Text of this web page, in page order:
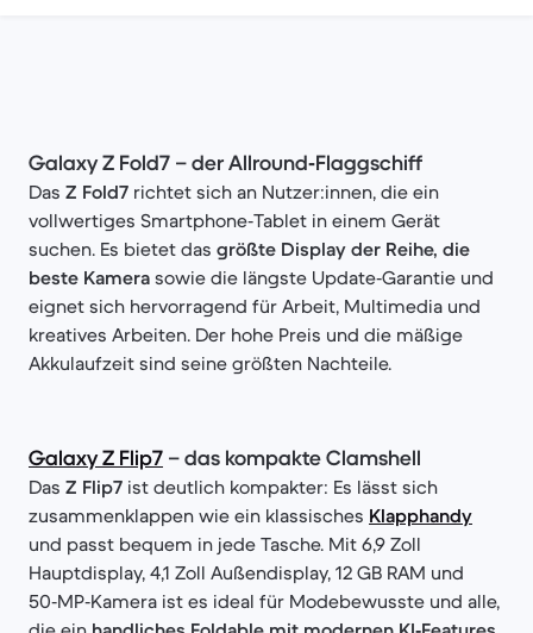
Galaxy Z Fold7 – der Allround‑Flaggschiff
Das Z Fold7 richtet sich an Nutzer:innen, die ein
vollwertiges Smartphone‑Tablet in einem Gerät
suchen. Es bietet das größte Display der Reihe, die
beste Kamera sowie die längste Update‑Garantie und
eignet sich hervorragend für Arbeit, Multimedia und
kreatives Arbeiten. Der hohe Preis und die mäßige
Akkulaufzeit sind seine größten Nachteile.
Galaxy Z Flip7 – das kompakte Clamshell
Das Z Flip7 ist deutlich kompakter: Es lässt sich
zusammenklappen wie ein klassisches Klapphandy
und passt bequem in jede Tasche. Mit 6,9 Zoll
Hauptdisplay, 4,1 Zoll Außendisplay, 12 GB RAM und
50‑MP‑Kamera ist es ideal für Modebewusste und alle,